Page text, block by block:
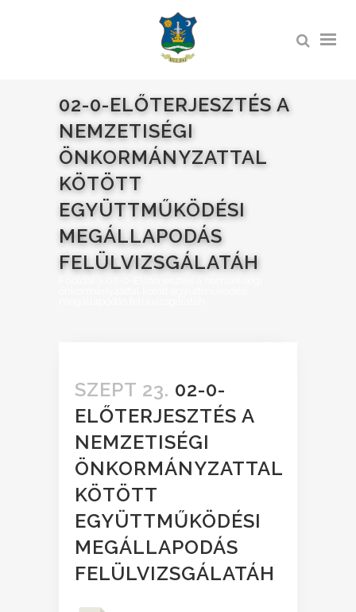
02-0-ELŐTERJESZTÉS A
NEMZETISÉGI
ÖNKORMÁNYZATTAL
KÖTÖTT
EGYÜTTMŰKÖDÉSI
MEGÁLLAPODÁS
FELÜLVIZSGÁLATÁH
SZEPT 23. 02-0-
ELŐTERJESZTÉS A
NEMZETISÉGI
ÖNKORMÁNYZATTAL
KÖTÖTT
EGYÜTTMŰKÖDÉSI
MEGÁLLAPODÁS
FELÜLVIZSGÁLATÁH